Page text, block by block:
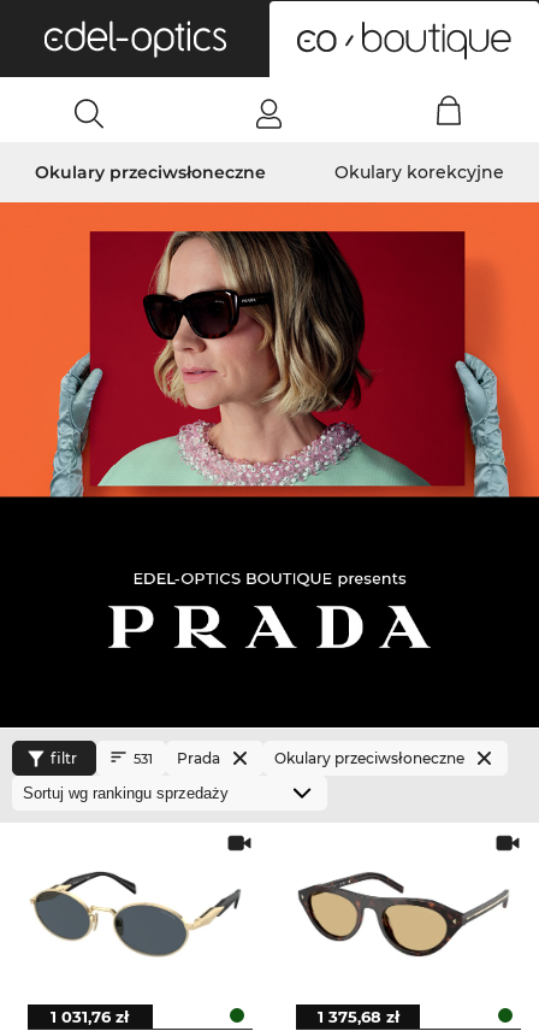
Okulary przeciwsłoneczne Okulary korekcyjne
filtr 531 Prada Okulary przeciwsłoneczne
1 031,76 zł 1 375,68 zł